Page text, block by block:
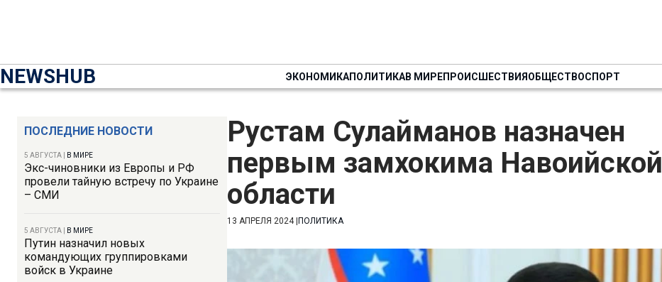
NEWSHUB ЭКОНОМИКАПОЛИТИКАВ МИРЕПРОИСШЕСТВИЯОБЩЕСТВОСПОРТ
ПОСЛЕДНИЕ НОВОСТИ
5 АВГУСТА В МИРЕ
Экс-чиновники из Европы и РФ
провели тайную встречу по Украине
– СМИ
5 АВГУСТА В МИРЕ
Путин назначил новых
командующих группировками
войск в Украине
Рустам Сулайманов назначен
первым замхокима Навоийской
области
13 АПРЕЛЯ 2024| ПОЛИТИКА